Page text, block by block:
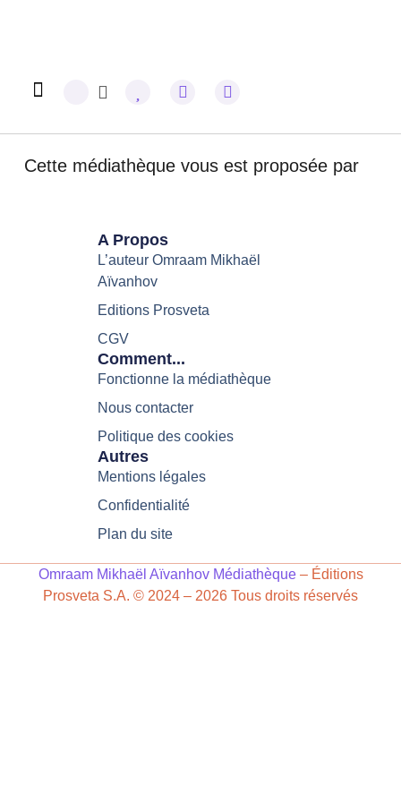
Cette médiathèque vous est proposée par
A Propos
L’auteur Omraam Mikhaël
Aïvanhov
Editions Prosveta
CGV
Comment...
Fonctionne la médiathèque
Nous contacter
Politique des cookies
Autres
Mentions légales
Confidentialité
Plan du site
Omraam Mikhaël Aïvanhov Médiathèque– Éditions
Prosveta S.A. © 2024 – 2026 Tous droits réservés